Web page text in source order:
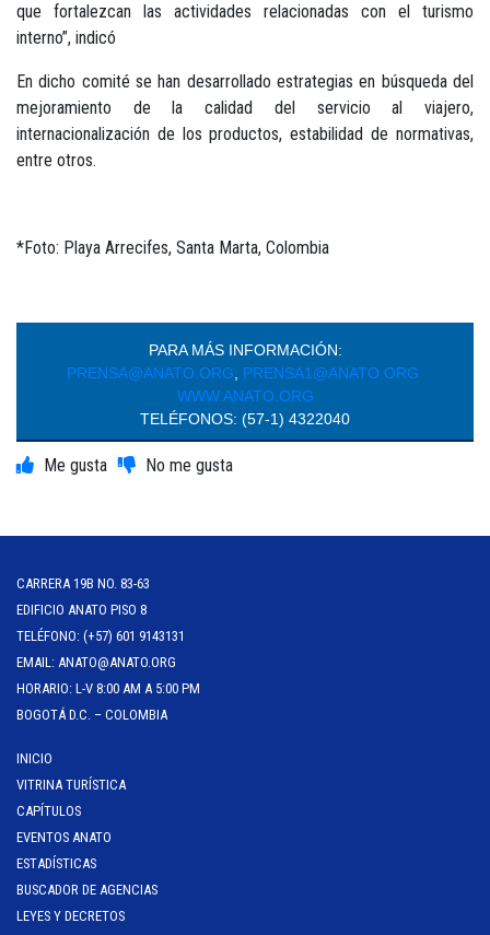
que fortalezcan las actividades relacionadas con el turismo
interno”, indicó
En dicho comité se han desarrollado estrategias en búsqueda del
mejoramiento de la calidad del servicio al viajero,
internacionalización de los productos, estabilidad de normativas,
entre otros.
*Foto: Playa Arrecifes, Santa Marta, Colombia
PARA MÁS INFORMACIÓN:
PRENSA@ANATO.ORG, PRENSA1@ANATO.ORG
WWW.ANATO.ORG
TELÉFONOS: (57-1) 4322040
CARRERA 19B NO. 83-63
EDIFICIO ANATO PISO 8
TELÉFONO: (+57) 601 9143131
EMAIL: ANATO@ANATO.ORG
HORARIO: L-V 8:00 AM A 5:00 PM
BOGOTÁ D.C. – COLOMBIA
INICIO
VITRINA TURÍSTICA
CAPÍTULOS
EVENTOS ANATO
ESTADÍSTICAS
BUSCADOR DE AGENCIAS
LEYES Y DECRETOS